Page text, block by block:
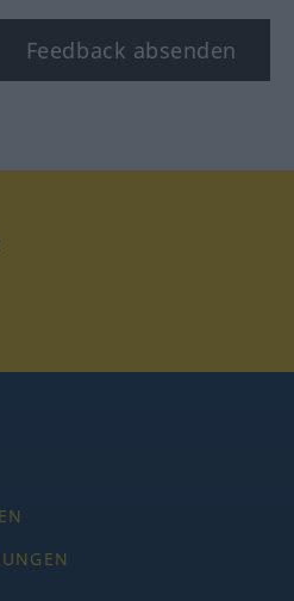
Feedback absenden